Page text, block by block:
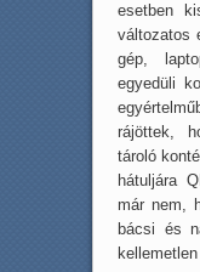
esetben
változatos
gép,
egyedüli
rájöttek,
tároló
hátuljára
már nem,
bácsi és